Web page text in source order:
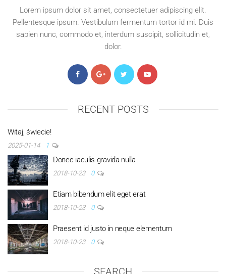
Lorem ipsum dolor sit amet, consectetuer adipiscing elit.
Pellentesque ipsum. Vestibulum fermentum tortor id mi. Duis
sapien nunc, commodo et, interdum suscipit, sollicitudin et,
dolor.
RECENT POSTS
Witaj, świecie!
2025-01-14 1
Donec iaculis gravida nulla
2018-10-23 0
Etiam bibendum elit eget erat
2018-10-23 0
Praesent id justo in neque elementum
2018-10-23 0
SEARCH